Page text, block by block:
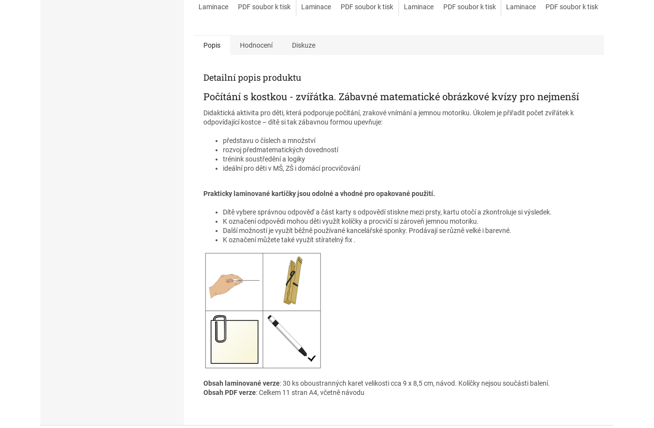
možností. Na rubové straně
pedagogikou, vhodné i pro děti
Laminace PDF soubor k tisku
kombinaci a trénují tak
pedagogikou, vhodné i pro děti
Laminace PDF soubor k tisku
možností. Na rubové straně
Laminace PDF soubor k tisku
možností. Na rubové straně
Laminace PDF soubor k tisku
Popis Hodnocení Diskuze
Detailní popis produktu
Počítání s kostkou - zvířátka. Zábavné matematické obrázkové kvízy pro nejmenší
Didaktická aktivita pro děti, která podporuje počítání, zrakové vnímání a jemnou motoriku. Úkolem je přiřadit počet zvířátek k
odpovídající kostce – dítě si tak zábavnou formou upevňuje:
představu o číslech a množství
rozvoj předmatematických dovedností
trénink soustředění a logiky
ideální pro děti v MŠ, ZŠ i domácí procvičování
Prakticky laminované kartičky jsou odolné a vhodné pro opakované použití.
Dítě vybere správnou odpověď a část karty s odpovědí stiskne mezi prsty, kartu otočí a zkontroluje si výsledek.
K označení odpovědi mohou děti využít kolíčky a procvičí si zároveň jemnou motoriku.
Další možností je využít běžně používané kancelářské sponky. Prodávají se různě velké i barevné.
K označení můžete také využít stíratelný fix .
Obsah laminované verze: 30 ks oboustranných karet velikosti cca 9 x 8,5 cm, návod. Kolíčky nejsou součásti balení.
Obsah PDF verze: Celkem 11 stran A4, včetně návodu